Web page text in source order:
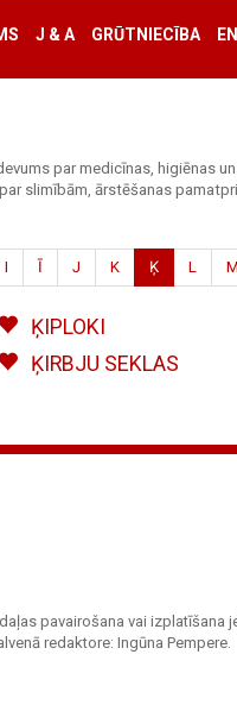
J & A GRŪTNIECĪBA
par medicīnas, higiēnas
slimībām, ārstēšanas
I Ī J K Ķ L M
ĶIPLOKI
ĶIRBJU SEKLAS
pavairošana vai
redaktore: Ingūna Pempere.